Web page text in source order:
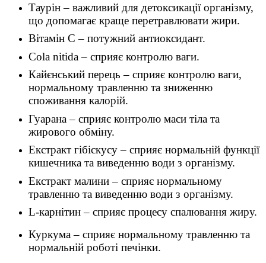
Таурін – важливий для детоксикації організму,
що допомагає краще перетравлювати жири.
Вітамін С – потужний антиоксидант.
Cola nitida – сприяє контролю ваги.
Кайєнський перець – сприяє контролю ваги,
нормальному травленню та зниженню
споживання калорій.
Гуарана – сприяє контролю маси тіла та
жирового обміну.
Екстракт гібіскусу – сприяє нормальній функції
кишечника та виведенню води з організму.
Екстракт малини – сприяє нормальному
травленню та виведенню води з організму.
L-карнітин – сприяє процесу спалювання жиру.
Куркума – сприяє нормальному травленню та
нормальній роботі печінки.